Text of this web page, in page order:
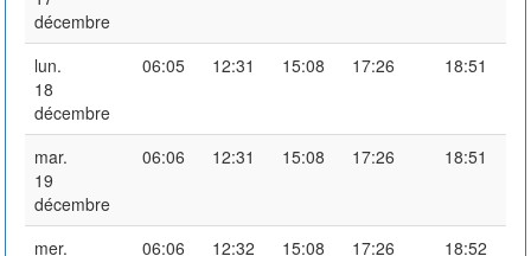
décembre
lun.
18
décembre
06:05 12:31 15:08 17:26 18:51
mar.
19
décembre
06:06 12:31 15:08 17:26 18:51
mer. 06:06 12:32 15:08 17:26 18:52